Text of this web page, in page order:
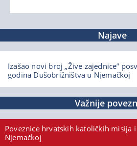
Najave
Izašao novi broj „Žive zajednice“
godina Dušobrižništva u Njemačkoj
Važnije
Poveznice hrvatskih katoličkih misija
Njemačkoj